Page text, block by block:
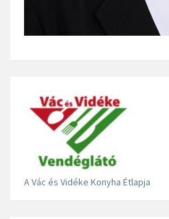
A Vác és Vidéke Konyha Étlapja